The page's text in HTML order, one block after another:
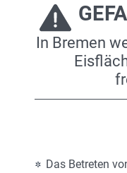
In Bremen
Das Betreten